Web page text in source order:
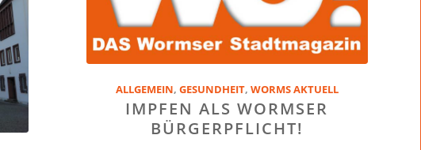
ALLGEMEIN, GESUNDHEIT, WORMS AKTUELL
IMPFEN ALS WORMSER
BÜRGERPFLICHT!